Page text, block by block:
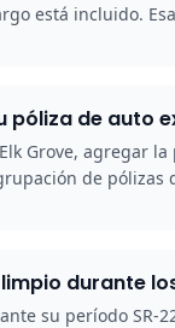
está incluido.
póliza de auto
Grove, agregar
de pólizas
durante
su período